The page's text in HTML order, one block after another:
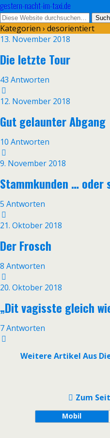
gestern-nacht-im-taxi.de
Kategorien › desorientiert
13. November 2018
Die letzte Tour
43 Antworten
12. November 2018
Gut gelaunter Abgang
10 Antworten
9. November 2018
Stammkunden … oder
5 Antworten
21. Oktober 2018
Der Frosch
8 Antworten
20. Oktober 2018
„Dit vagisste gleich
7 Antworten
Weitere Artikel Aus
Zum
Mobil